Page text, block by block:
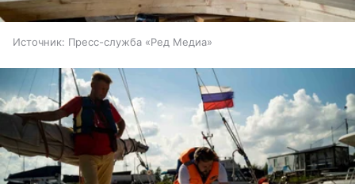
Источник: Пресс-служба «Ред Медиа»